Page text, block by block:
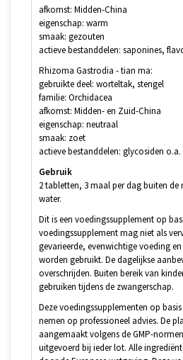
afkomst: Midden-China
eigenschap: warm
smaak: gezouten
actieve bestanddelen: saponines,
Rhizoma Gastrodia - tian ma:
gebruikte deel: worteltak, stengel
familie: Orchidacea
afkomst: Midden- en Zuid-China
eigenschap: neutraal
smaak: zoet
actieve bestanddelen: glycosiden
Gebruik
2 tabletten, 3 maal per dag buiten
water.
Dit is een voedingssupplement op
voedingssupplement mag niet als
gevarieerde, evenwichtige voeding
worden gebruikt. De dagelijkse
overschrijden. Buiten bereik van
gebruiken tijdens de zwangerschap.
Deze voedingssupplementen op
nemen op professioneel advies. De
aangemaakt volgens de GMP-
uitgevoerd bij ieder lot. Alle